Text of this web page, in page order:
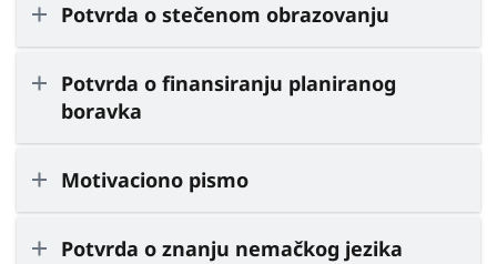
Potvrda o stečenom obrazovanju
Potvrda o finansiranju planiranog
boravka
Motivaciono pismo
Potvrda o znanju nemačkog jezika